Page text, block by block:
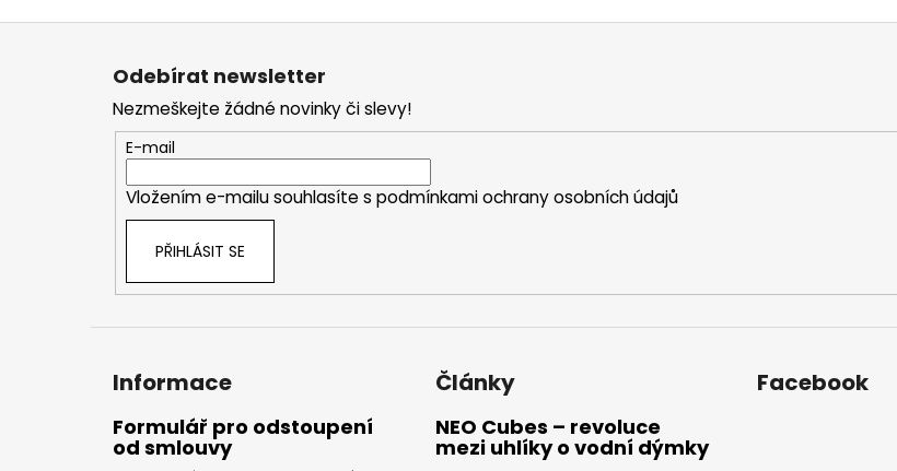
Z
Odebírat newsletter
Nezmeškejte žádné novinky či slevy!
E-mail
Vložením e-mailu souhlasíte s podmínkami ochrany osobních údajů
PŘIHLÁSIT SE
Informace
Formulář pro odstoupení
od smlouvy
Články
NEO Cubes – revoluce
mezi uhlíky o vodní dýmky
Facebook